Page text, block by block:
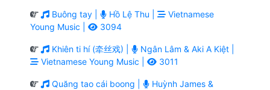
Buông tay | Hồ Lệ Thu |
Vietnamese
Young Music |
3094
Khiên ti hí (牵丝戏) |
Ngân Lâm & Aki A Kiệt |
Vietnamese Young Music |
3011
Quăng tao cái boong |
Huỳnh James &